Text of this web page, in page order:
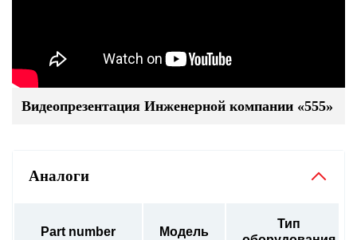
Видеопрезентация Инженерной компании «555»
Аналоги
Part number Модель
Тип